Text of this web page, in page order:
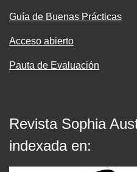
Guía de Buenas Prácticas
Acceso abierto
Pauta de Evaluación
Revista Sophia
indexada en: